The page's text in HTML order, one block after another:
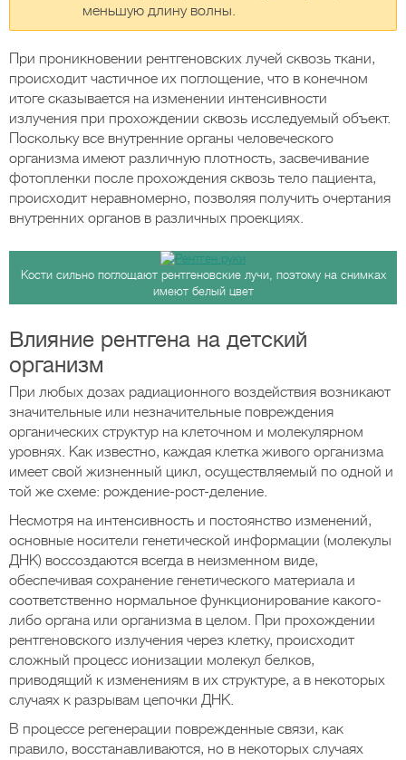
меньшую длину волны.
При проникновении рентгеновских лучей сквозь ткани,
происходит частичное их поглощение, что в конечном
итоге сказывается на изменении интенсивности
излучения при прохождении сквозь исследуемый объект.
Поскольку все внутренние органы человеческого
организма имеют различную плотность, засвечивание
фотопленки после прохождения сквозь тело пациента,
происходит неравномерно, позволяя получить очертания
внутренних органов в различных проекциях.
Кости сильно поглощают рентгеновские лучи, поэтому на снимках
имеют белый цвет
Влияние рентгена на детский
организм
При любых дозах радиационного воздействия возникают
значительные или незначительные повреждения
органических структур на клеточном и молекулярном
уровнях. Как известно, каждая клетка живого организма
имеет свой жизненный цикл, осуществляемый по одной и
той же схеме: рождение-рост-деление.
Несмотря на интенсивность и постоянство изменений,
основные носители генетической информации (молекулы
ДНК) воссоздаются всегда в неизменном виде,
обеспечивая сохранение генетического материала и
соответственно нормальное функционирование какого-
либо органа или организма в целом. При прохождении
рентгеновского излучения через клетку, происходит
сложный процесс ионизации молекул белков,
приводящий к изменениям в их структуре, а в некоторых
случаях к разрывам цепочки ДНК.
В процессе регенерации поврежденные связи, как
правило, восстанавливаются, но в некоторых случаях